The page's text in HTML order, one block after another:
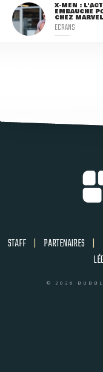
X-MEN :
EMBAUCHÉ
CHEZ
ECRANS
STAFF | PARTENAIRES |
© 2026